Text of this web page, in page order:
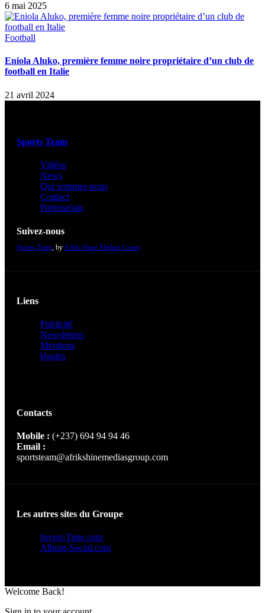
6 mai 2025
Football
Eniola Aluko, première femme noire propriétaire d’un club de
football en Italie
21 avril 2024
Sports Team
Vidéos
News
Qui sommes-nous
Contact
Partenariats
Suivez-nous
Sports-Team , by Afrik-Shine Medias Group
Liens
Publicité
Newsletters
Mentions
légales
Contacts
Mobile : (+237) 694 94 94 46
Email :
sportsteam@afrikshinemediasgroup.com
Les autres sites du Groupe
Invest-Time.com
Album-Social.com
Welcome Back!